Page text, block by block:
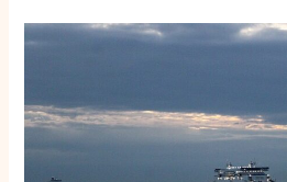
Van
naar
Diksmuide: